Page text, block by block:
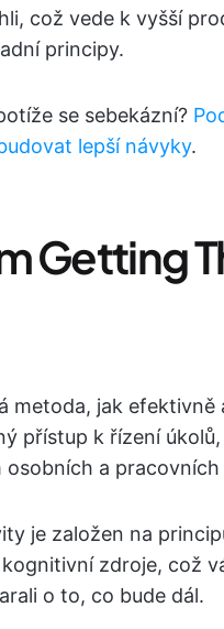
což vede k vyšší
principy.
se sebekázní?
lepší návyky.
Getting
metoda, jak
přístup k řízení
osobních a pracovních
je založen na
zdroje, což
o to, co bude dál.